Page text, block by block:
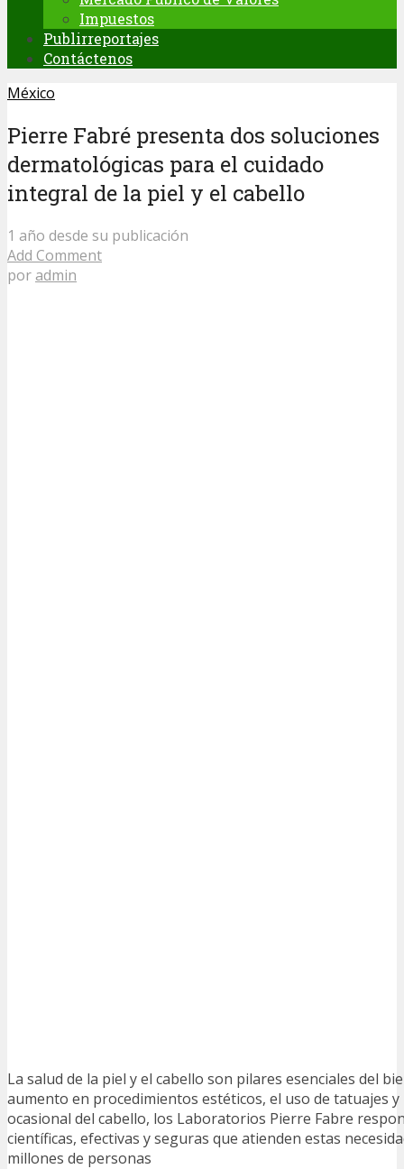
Impuestos
Publirreportajes
Contáctenos
México
Pierre Fabré presenta dos soluciones
dermatológicas para el cuidado
integral de la piel y el cabello
1 año desde su publicación
Add Comment
poradmin
La salud de la piel y el cabello son pilares esenciales del
aumento en procedimientos estéticos, el uso de tatuajes y
ocasional del cabello, los Laboratorios Pierre Fabre
científicas, efectivas y seguras que atienden estas
millones de personas